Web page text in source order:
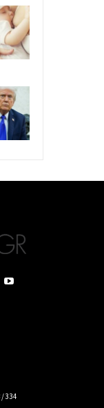
334